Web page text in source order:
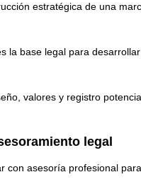
estratégica de una
la base legal para
valores y registro
legal
con asesoría profesional